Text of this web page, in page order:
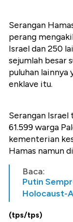
Serangan
perang
Israel dan 250
sejumlah besar
puluhan lainnya
enklave itu.
Serangan
61.599 warga
kementerian
Hamas namun
Baca:
Putin
Holocaust-
(tps/tps)